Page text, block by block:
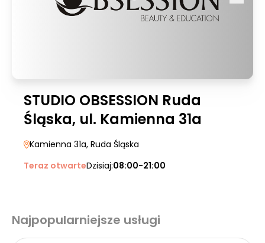
STUDIO OBSESSION Ruda
Śląska, ul. Kamienna 31a
Kamienna 31a, Ruda Śląska
Teraz otwarteDzisiaj:08:00-21:00
Najpopularniejsze usługi